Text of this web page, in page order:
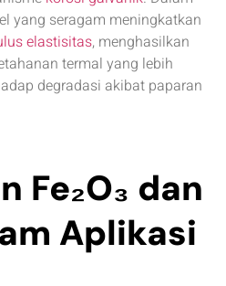
yang seragam meningkatkan
elastisitas, menghasilkan
termal yang lebih
degradasi akibat paparan
Fe₂O₃ dan
Aplikasi